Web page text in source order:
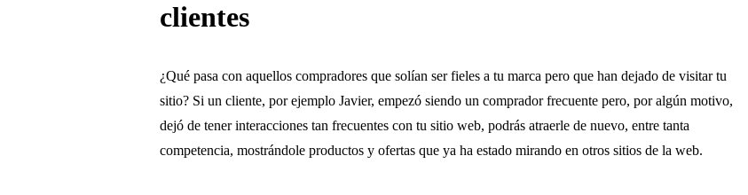
clientes
¿Qué pasa con aquellos compradores que solían ser fieles a tu marca pero que han dejado de visitar tu
sitio? Si un cliente, por ejemplo Javier, empezó siendo un comprador frecuente pero, por algún motivo,
dejó de tener interacciones tan frecuentes con tu sitio web, podrás atraerle de nuevo, entre tanta
competencia, mostrándole productos y ofertas que ya ha estado mirando en otros sitios de la web.